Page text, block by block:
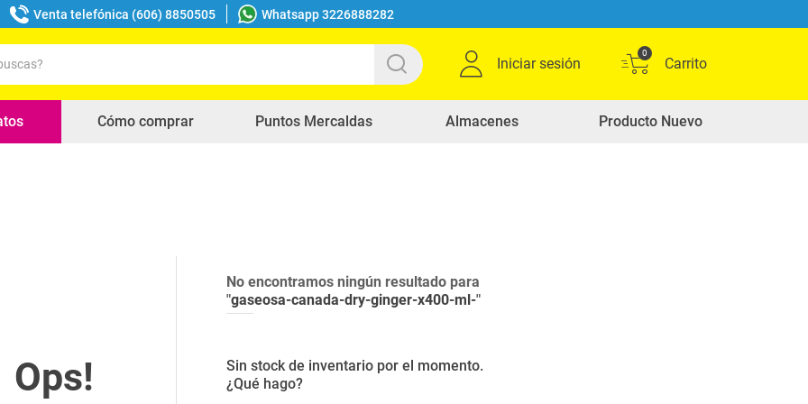
Venta telefónica (606) 8850505 Whatsapp 3226888282
Iniciar sesión
0
Cómo comprar Puntos Mercaldas Almacenes Producto Nuevo
No encontramos ningún resultado para
"gaseosa-canada-dry-ginger-x400-ml-"
Sin stock de inventario por el momento.
¿Qué hago?
buscados